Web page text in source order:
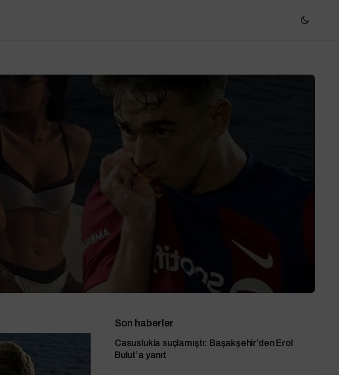
Son haberler
Casuslukla suçlamıştı: Başakşehir’den Erol
Bulut’a yanıt